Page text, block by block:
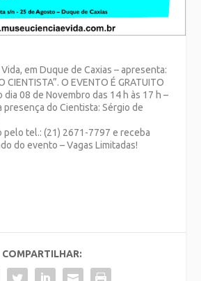
em Duque de Caxias – apresenta:
CIENTISTA”. O EVENTO É GRATUITO
dia 08 de Novembro das 14 h às 17 h –
presença do Cientista: Sérgio de
pelo tel.: (21) 2671-7797 e receba
do evento – Vagas Limitadas!
COMPARTILHAR: